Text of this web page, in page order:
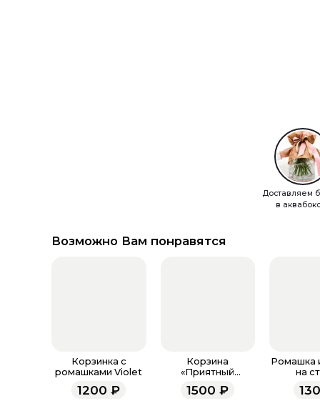
Доставляем
в
Возможно Вам понравятся
Корзинка с
ромашками Violet
1200 ₽
Корзина
«Приятный
1500 ₽
Ромашка
на
130